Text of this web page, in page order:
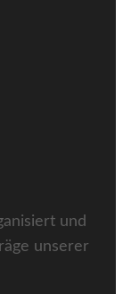
und
unserer